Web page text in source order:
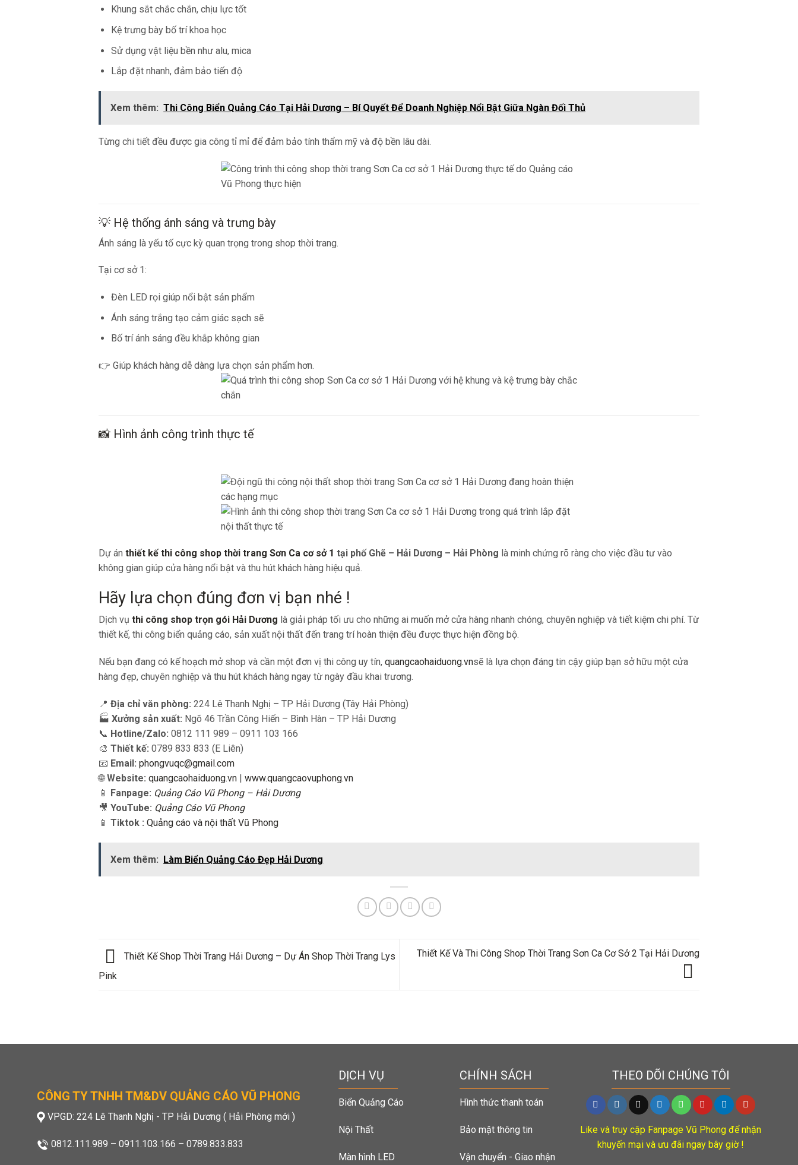
Khung sắt chắc chắn, chịu lực tốt
Kệ trưng bày bố trí khoa học
Sử dụng vật liệu bền như alu, mica
Lắp đặt nhanh, đảm bảo tiến độ
Xem thêm: Thi Công Biển Quảng Cáo Tại Hải Dương – Bí Quyết Để Doanh Nghiệp Nổi Bật Giữa Ngàn Đối Thủ
Từng chi tiết đều được gia công tỉ mỉ để đảm bảo tính thẩm mỹ và độ bền lâu dài.
💡 Hệ thống ánh sáng và trưng bày
Ánh sáng là yếu tố cực kỳ quan trọng trong shop thời trang.
Tại cơ sở 1:
Đèn LED rọi giúp nổi bật sản phẩm
Ánh sáng trắng tạo cảm giác sạch sẽ
Bố trí ánh sáng đều khắp không gian
👉 Giúp khách hàng dễ dàng lựa chọn sản phẩm hơn.
📸 Hình ảnh công trình thực tế
Dự ánthiết kế thi công shop thời trang Sơn Ca cơ sở 1 tại phố Ghẽ – Hải Dương – Hải Phòng là minh chứng rõ ràng cho việc đầu tư vào
không gian giúp cửa hàng nổi bật và thu hút khách hàng hiệu quả.
Hãy lựa chọn đúng đơn vị bạn nhé !
Dịch vụ thi công shop trọn gói Hải Dương là giải pháp tối ưu cho những ai muốn mở cửa hàng nhanh chóng, chuyên nghiệp và tiết kiệm chi phí. Từ
thiết kế, thi công biển quảng cáo, sản xuất nội thất đến trang trí hoàn thiện đều được thực hiện đồng bộ.
Nếu bạn đang có kế hoạch mở shop và cần một đơn vị thi công uy tín,quangcaohaiduong.vnsẽ là lựa chọn đáng tin cậy giúp bạn sở hữu một cửa
hàng đẹp, chuyên nghiệp và thu hút khách hàng ngay từ ngày đầu khai trương.
📍Địa chỉ văn phòng: 224 Lê Thanh Nghị – TP Hải Dương (Tây Hải Phòng)
🏭Xưởng sản xuất: Ngõ 46 Trần Công Hiến – Bình Hàn – TP Hải Dương
📞 Hotline/Zalo: 0812 111 989 – 0911 103 166
🎨Thiết kế: 0789 833 833 (E Liên)
📧 Email: phongvuqc@gmail.com
🌐Website: quangcaohaiduong.vn |www.quangcaovuphong.vn
📱 Fanpage: Quảng Cáo Vũ Phong – Hải Dương
🎥YouTube: Quảng Cáo Vũ Phong
📱Tiktok :Quảng cáo và nội thất Vũ Phong
Xem thêm: Làm Biển Quảng Cáo Đẹp Hải Dương
Thiết Kế Shop Thời Trang Hải Dương – Dự Án Shop Thời Trang Lys
Pink
Thiết Kế Và Thi Công Shop Thời Trang Sơn Ca Cơ Sở 2 Tại Hải Dương
CÔNG TY TNHH TM&DV QUẢNG CÁO VŨ PHONG
VPGD: 224 Lê Thanh Nghị - TP Hải Dương ( Hải Phòng mới )
0812.111.989 –0911.103.166 –0789.833.833
DỊCH VỤ
Biển Quảng Cáo
Nội Thất
Màn hình LED
CHÍNH SÁCH
Hình thức thanh toán
Bảo mật thông tin
Vận chuyển - Giao nhận
THEO DÕI CHÚNG TÔI
Like và truy cập Fanpage Vũ Phong để nhận
khuyến mại và ưu đãi ngay bây giờ !